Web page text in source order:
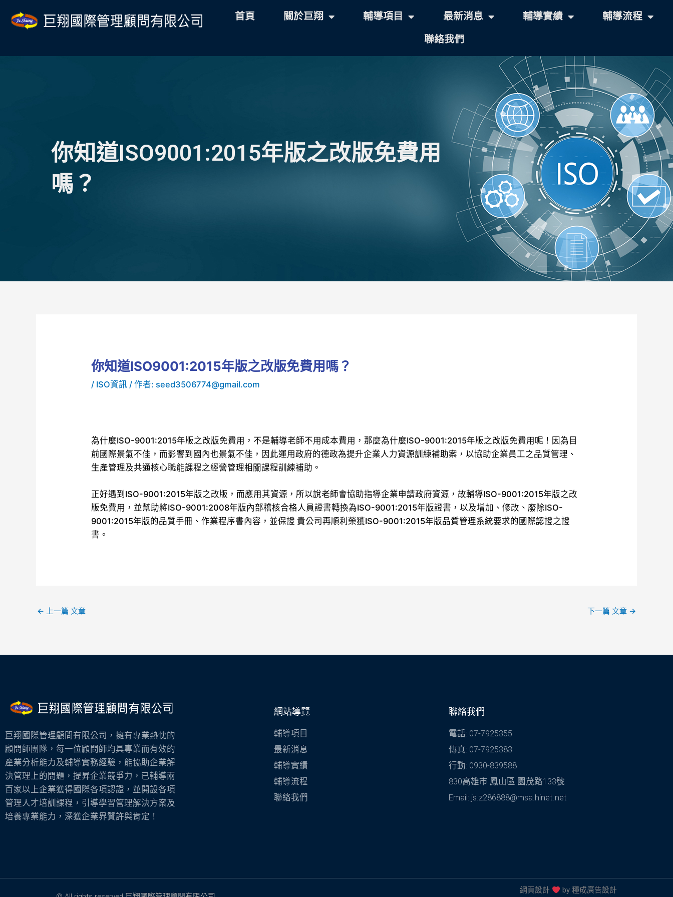
首頁 關於巨翔 輔導項目 最新消息 輔導實績
輔導流程
聯絡我們
你知道ISO9001:2015年版之改版免費用
嗎？
你知道ISO9001:2015年版之改版免費用嗎？
/ ISO資訊 / 作者: seed3506774@gmail.com
為什麼ISO-9001:2015年版之改版免費用，不是輔導老師不用成本費用，那麼為什麼ISO-9001:2015年版之改版免費用呢！因為目
前國際景氣不佳，而影響到國內也景氣不佳，因此運用政府的德政為提升企業人力資源訓練補助案，以協助企業員工之品質管理、
生產管理及共通核心職能課程之經營管理相關課程訓練補助。
正好遇到ISO-9001:2015年版之改版，而應用其資源，所以說老師會協助指導企業申請政府資源，故輔導ISO-9001:2015年版之改
版免費用，並幫助將ISO-9001:2008年版內部稽核合格人員證書轉換為ISO-9001:2015年版證書，以及增加、修改、廢除ISO-
9001:2015年版的品質手冊、作業程序書內容，並保證 貴公司再順利榮獲ISO-9001:2015年版品質管理系統要求的國際認證之證
書。
navigation
← 上一篇 文章 下一篇 文章 →
巨翔國際管理顧問有限公司，擁有專業熱忱的
顧問師團隊，每一位顧問師均具專業而有效的
產業分析能力及輔導實務經驗，能協助企業解
決管理上的問題，提昇企業競爭力，已輔導兩
百家以上企業獲得國際各項認證，並開設各項
管理人才培訓課程，引導學習管理解決方案及
培養專業能力，深獲企業界贊許與肯定！
網站導覽
輔導項目
最新消息
輔導實績
輔導流程
聯絡我們
聯絡我們
電話: 07-7925355
傳真: 07-7925383
行動: 0930-839588
830高雄市 鳳山區 園茂路133號
Email: js.z286888@msa.hinet.net
網頁設計 by 種成廣告設計